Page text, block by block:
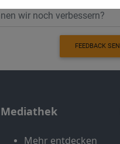
FEEDBACK
Mediathek
Mehr entdecken